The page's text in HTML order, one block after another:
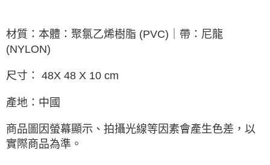
材質：本體：聚氯乙烯樹脂 (PVC)｜帶：尼龍
(NYLON)
尺寸： 48X 48 X 10 cm
產地：中國
商品圖因螢幕顯示、拍攝光線等因素會產生色差，以
實際商品為準。